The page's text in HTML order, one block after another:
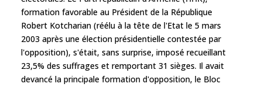
formation favorable au Président de la République
Robert Kotcharian (réélu à la tête de l'Etat le 5 mars
2003 après une élection présidentielle contestée par
l'opposition), s'était, sans surprise, imposé recueillant
23,5% des suffrages et remportant 31 sièges. Il avait
devancé la principale formation d'opposition, le Bloc